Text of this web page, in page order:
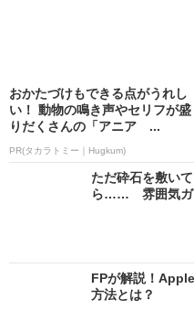
おかたづけもできる点がうれし
い！ 動物の鳴き声やセリフが盛
りだくさんの「アニア ...
PR(タカラトミー｜Hugkum)
ただ砕石を敷い
ら…… 雰囲気ガ
FPが解説！
方法とは？